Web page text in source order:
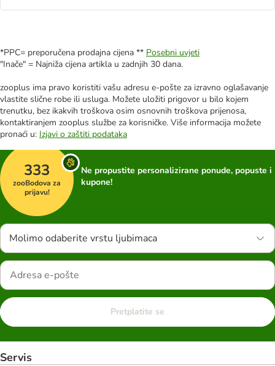
*PPC= preporučena prodajna cijena ** Posebni uvjeti
"Inače" = Najniža cijena artikla u zadnjih 30 dana.
zooplus ima pravo koristiti vašu adresu e-pošte za izravno oglašavanje
vlastite slične robe ili usluga. Možete uložiti prigovor u bilo kojem
trenutku, bez ikakvih troškova osim osnovnih troškova prijenosa,
kontaktiranjem zooplus službe za korisničke. Više informacija možete
pronaći u: Izjavi o zaštiti podataka
333
zooBodova za
prijavu!
Ne propustite personalizirane ponude, popuste i
kupone!
Molimo odaberite vrstu ljubimaca
Pretplatite se
Servis